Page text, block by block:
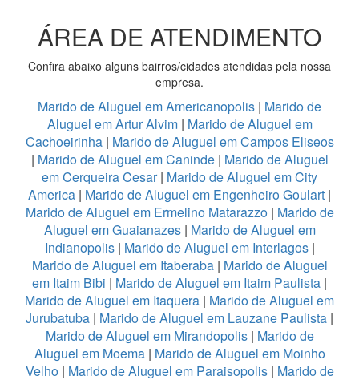
ÁREA DE ATENDIMENTO
Confira abaixo alguns bairros/cidades atendidas pela nossa
empresa.
Marido de Aluguel em Americanopolis | Marido de
Aluguel em Artur Alvim | Marido de Aluguel em
Cachoeirinha| Marido de Aluguel em Campos Eliseos
| Marido de Aluguel em Caninde| Marido de Aluguel
em Cerqueira Cesar| Marido de Aluguel em City
America | Marido de Aluguel em Engenheiro Goulart |
Marido de Aluguel em Ermelino Matarazzo | Marido de
Aluguel em Guaianazes| Marido de Aluguel em
Indianopolis| Marido de Aluguel em Interlagos|
Marido de Aluguel em Itaberaba| Marido de Aluguel
em Itaim Bibi | Marido de Aluguel em Itaim Paulista |
Marido de Aluguel em Itaquera | Marido de Aluguel em
Jurubatuba | Marido de Aluguel em Lauzane Paulista |
Marido de Aluguel em Mirandopolis| Marido de
Aluguel em Moema| Marido de Aluguel em Moinho
Velho | Marido de Aluguel em Paraisopolis| Marido de